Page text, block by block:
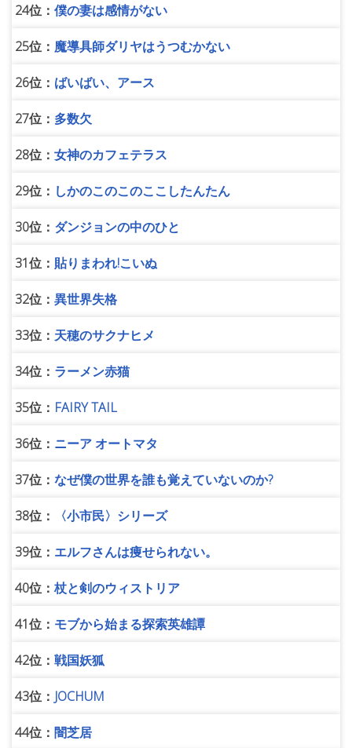
24位： 僕の妻は感情がない
25位： 魔導具師ダリヤはうつむかない
26位： ばいばい、アース
27位： 多数欠
28位： 女神のカフェテラス
29位： しかのこのこのここしたんたん
30位： ダンジョンの中のひと
31位： 貼りまわれ!こいぬ
32位： 異世界失格
33位： 天穂のサクナヒメ
34位： ラーメン赤猫
35位： FAIRY TAIL
36位： ニーア オートマタ
37位： なぜ僕の世界を誰も覚えていないのか?
38位： 〈小市民〉シリーズ
39位： エルフさんは痩せられない。
40位： 杖と剣のウィストリア
41位： モブから始まる探索英雄譚
42位： 戦国妖狐
43位： JOCHUM
44位： 闇芝居